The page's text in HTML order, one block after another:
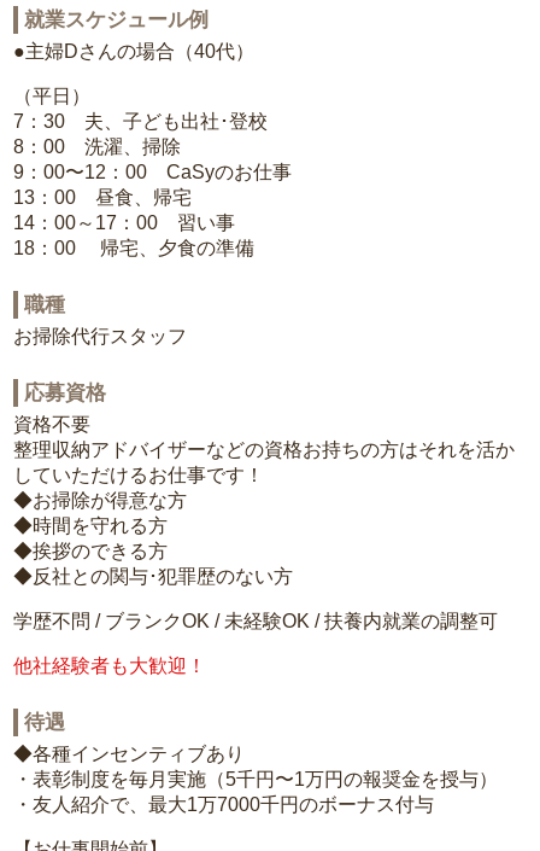
就業スケジュール例
●主婦Dさんの場合（40代）
（平日）
7：30 夫、子ども出社･登校
8：00 洗濯、掃除
9：00〜12：00 CaSyのお仕事
13：00 昼食、帰宅
14：00～17：00 習い事
18：00 帰宅、夕食の準備
職種
お掃除代行スタッフ
応募資格
資格不要
整理収納アドバイザーなどの資格お持ちの方はそれを活か
していただけるお仕事です！
◆お掃除が得意な方
◆時間を守れる方
◆挨拶のできる方
◆反社との関与･犯罪歴のない方
学歴不問 / ブランクOK / 未経験OK / 扶養内就業の調整可
他社経験者も大歓迎！
待遇
◆各種インセンティブあり
・表彰制度を毎月実施（5千円〜1万円の報奨金を授与）
・友人紹介で、最大1万7000千円のボーナス付与